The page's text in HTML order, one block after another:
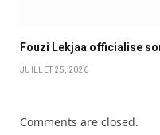
Fouzi Lekjaa officialise
JUILLET 25, 2026
Comments are closed.